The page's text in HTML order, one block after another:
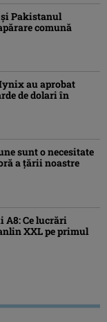
Pakistanul
comună
au aprobat
de dolari în
sunt o necesitate
a ţării noastre
A8: Ce lucrări
XXL pe primul